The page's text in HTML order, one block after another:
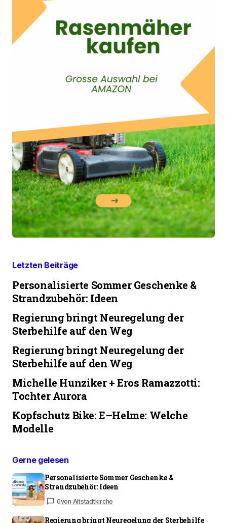
Letzten Beiträge
Personalisierte Sommer Geschenke &
Strandzubehör: Ideen
Regierung bringt Neuregelung der
Sterbehilfe auf den Weg
Regierung bringt Neuregelung der
Sterbehilfe auf den Weg
Michelle Hunziker + Eros Ramazzotti:
Tochter Aurora
Kopfschutz Bike: E–Helme: Welche
Modelle
Gerne gelesen
Personalisierte Sommer Geschenke &
Strandzubehör: Ideen
0von Altstadtkirche
Regierung bringt Neuregelung der Sterbehilfe